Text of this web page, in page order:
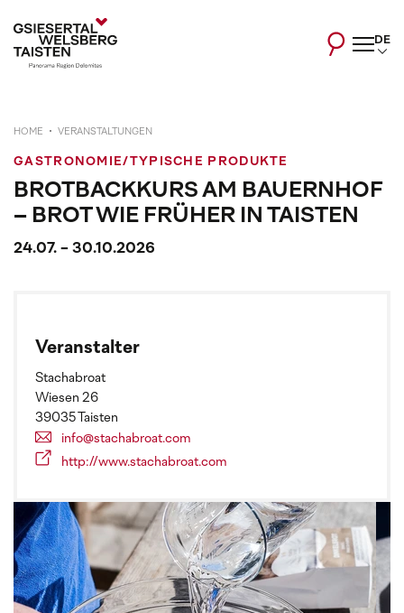
DE
HOME VERANSTALTUNGEN
GASTRONOMIE/TYPISCHE PRODUKTE
BROTBACKKURS AM BAUERNHOF
– BROT WIE FRÜHER IN TAISTEN
24.07. - 30.10.2026
Veranstalter
Stachabroat
Wiesen 26
39035 Taisten
info@stachabroat.com
http://www.stachabroat.com